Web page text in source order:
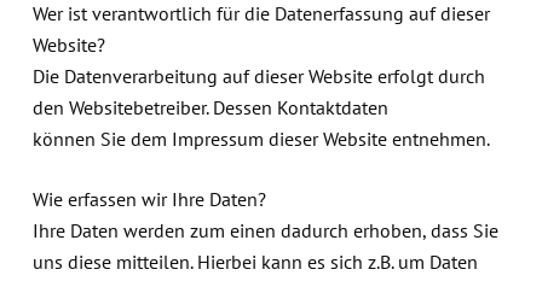
Wer ist verantwortlich für die Datenerfassung auf dieser
Website?
Die Datenverarbeitung auf dieser Website erfolgt durch
den Websitebetreiber. Dessen Kontaktdaten
können Sie dem Impressum dieser Website entnehmen.
Wie erfassen wir Ihre Daten?
Ihre Daten werden zum einen dadurch erhoben, dass Sie
uns diese mitteilen. Hierbei kann es sich z.B. um Daten